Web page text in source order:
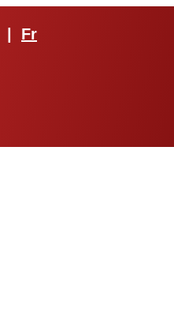
Fr